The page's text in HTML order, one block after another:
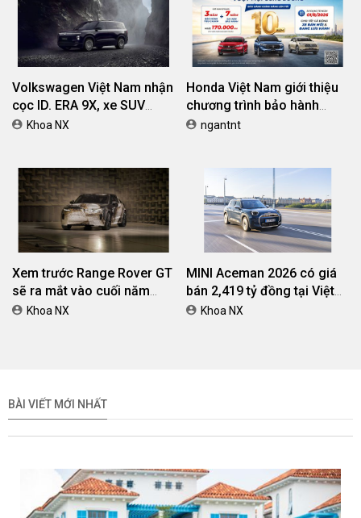
Volkswagen Việt Nam nhận
cọc ID. ERA 9X, xe SUV
EREV dự kiến giá dưới 3 tỷ
Khoa NX
Honda Việt Nam giới thiệu
chương trình bảo hành
chính hãng lên tới 10 năm
ngantnt
Xem trước Range Rover GT
sẽ ra mắt vào cuối năm
2026Khoa NX
MINI Aceman 2026 có giá
bán 2,419 tỷ đồng tại Việt
NamKhoa NX
BÀI VIẾT MỚI NHẤT